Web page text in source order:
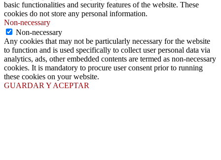
basic functionalities and security features of the website. These
cookies do not store any personal information.
Non-necessary
Non-necessary
Any cookies that may not be particularly necessary for the website
to function and is used specifically to collect user personal data via
analytics, ads, other embedded contents are termed as non-necessary
cookies. It is mandatory to procure user consent prior to running
these cookies on your website.
GUARDAR Y ACEPTAR